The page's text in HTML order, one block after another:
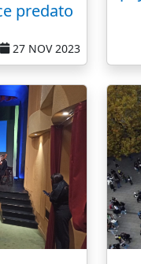
predato
27 NOV 2023